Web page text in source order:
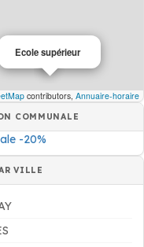
Ecole supérieur
contributors, Annuaire-horaire
COMMUNALE
-20%
VILLE